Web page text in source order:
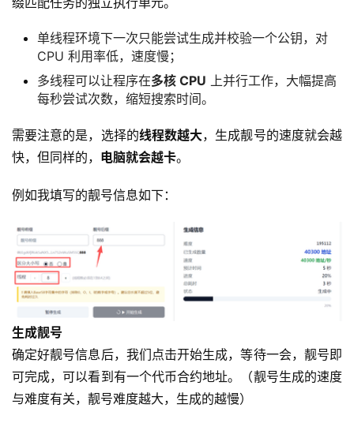
单线程环境下一次只能尝试生成并校验一个公钥，对
CPU 利用率低，速度慢；
多线程可以让程序在多核 CPU 上并行工作，大幅提高
每秒尝试次数，缩短搜索时间。
需要注意的是，选择的线程数越大，生成靓号的速度就会越
快，但同样的， 电脑就会越卡。
例如我填写的靓号信息如下：
生成靓号
确定好靓号信息后，我们点击开始生成，等待一会，靓号即
可完成，可以看到有一个代币合约地址。（靓号生成的速度
与难度有关，靓号难度越大，生成的越慢）